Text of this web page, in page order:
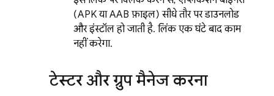
(APK या AAB फ़ाइल) सीधे तौर पर डाउनलोड
और इंस्टॉल हो जाती है. लिंक एक घंटे बाद काम
नहीं करेगा.
टेस्टर और ग्रुप मैनेज करना